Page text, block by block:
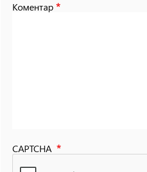
Коментар
CAPTCHA